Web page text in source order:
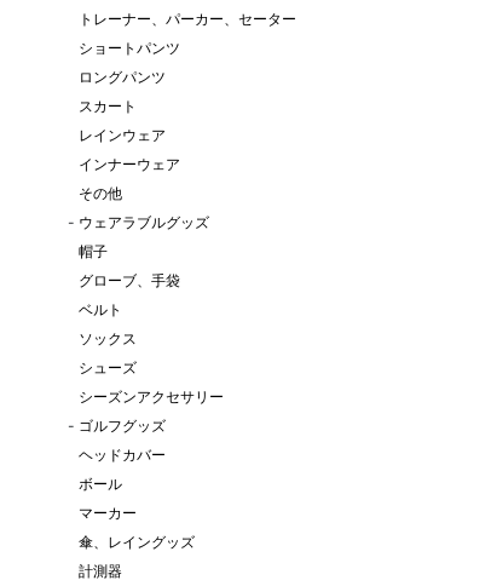
トレーナー、パーカー、セーター
ショートパンツ
ロングパンツ
スカート
レインウェア
インナーウェア
その他
- ウェアラブルグッズ
帽子
グローブ、手袋
ベルト
ソックス
シューズ
シーズンアクセサリー
- ゴルフグッズ
ヘッドカバー
ボール
マーカー
傘、レイングッズ
計測器